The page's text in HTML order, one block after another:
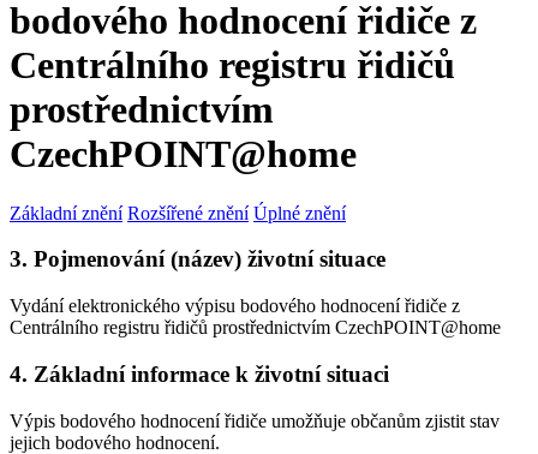
bodového hodnocení řidiče z
Centrálního registru řidičů
prostřednictvím
CzechPOINT@home
Základní znění Rozšířené znění Úplné znění
3. Pojmenování (název) životní situace
Vydání elektronického výpisu bodového hodnocení řidiče z
Centrálního registru řidičů prostřednictvím CzechPOINT@home
4. Základní informace k životní situaci
Výpis bodového hodnocení řidiče umožňuje občanům zjistit stav
jejich bodového hodnocení.